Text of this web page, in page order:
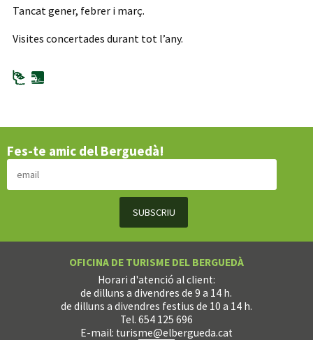
Tancat gener, febrer i març.
Visites concertades durant tot l’any.
Fes-te amic del Berguedà!
OFICINA DE TURISME DEL BERGUEDÀ
Horari d'atenció al client:
de dilluns a divendres de 9 a 14 h.
de dilluns a divendres festius de 10 a 14 h.
Tel. 654 125 696
E-mail: turisme@elbergueda.cat